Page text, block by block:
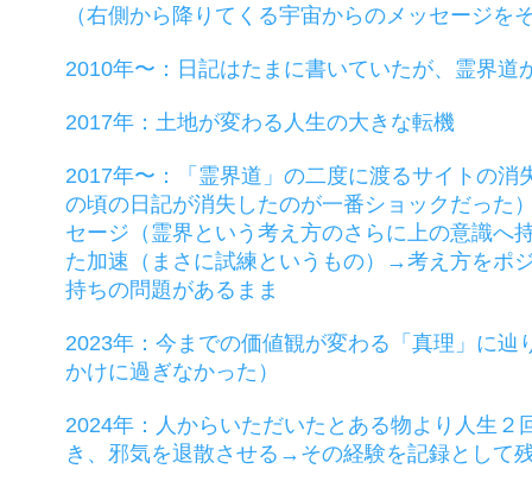
（右側から降りてくる宇宙からのメッセージを
2010年〜：日記はたまに書いていたが、霊界道
2017年：土地が変わる人生の大きな転機
2017年〜：「霊界道」の二度に渡るサイトの
の頃の日記が消失したのが一番ショックだっ
セージ（霊界という考え方のさらに上の意識
た加速（まさに試練というもの）→考え方をポ
持ちの問題があるまま
2023年：今までの価値観が変わる「真理」に
かけに過ぎなかった）
2024年：人からいただいたとある物より人生
き、邪気を退散させる→その経験を記録として